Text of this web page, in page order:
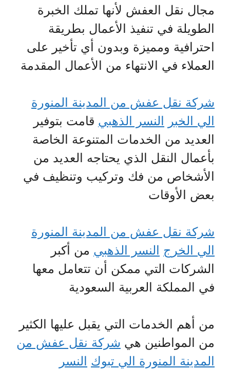
مجال نقل العفش لأنها تملك الخبرة
الطويلة في تنفيذ الأعمال بطريقة
احترافية ومميزة وبدون أي تأخير على
العملاء في الانتهاء من الأعمال المقدمة
شركة نقل عفش من المدينة المنورة
الي الخبر النسر الذهبي قامت بتوفير
العديد من الخدمات المتنوعة الخاصة
بأعمال النقل الذي يحتاجه العديد من
الأشخاص من فك وتركيب وتنظيف في
بعض الأوقات
شركة نقل عفش من المدينة المنورة
الي الخرج النسر الذهبي من أكبر
الشركات التي ممكن أن تتعامل معها
في المملكة العربية السعودية
من أهم الخدمات التي يقبل عليها الكثير
من المواطنين هي شركة نقل عفش من
المدينة المنورة الي تبوك النسر